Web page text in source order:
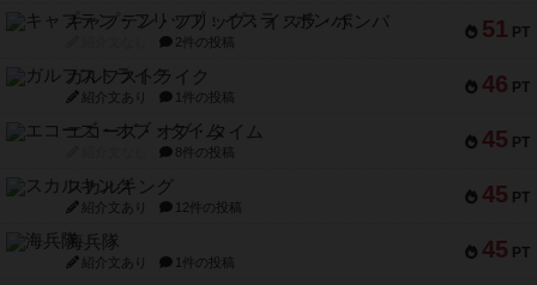
51 PT
キャプテン・フリップ：イスラ・ボンバ
2件の投稿
46 PT
ガルフストライク
紹介文あり 1件の投稿
45 PT
エコーズ・オブ・タイム
8件の投稿
45 PT
スカルキング
紹介文あり 12件の投稿
45 PT
海兵隊
紹介文あり 1件の投稿